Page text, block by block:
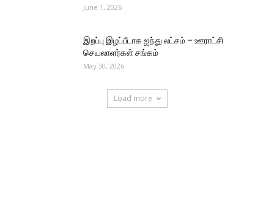
June 1, 2026
இறப்பு இழப்பீடாக ஐந்து லட்சம் – ஊராட்சி
செயலாளர்கள் சங்கம்
May 30, 2026
Load more